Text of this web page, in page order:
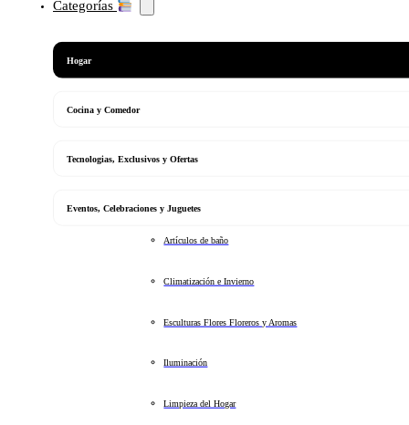
Categorías
Hogar
Cocina y Comedor
Tecnologias, Exclusivos y Ofertas
Eventos, Celebraciones y Juguetes
Artículos de baño
Climatización e Invierno
Esculturas Flores Floreros y Aromas
Iluminación
Limpieza del Hogar